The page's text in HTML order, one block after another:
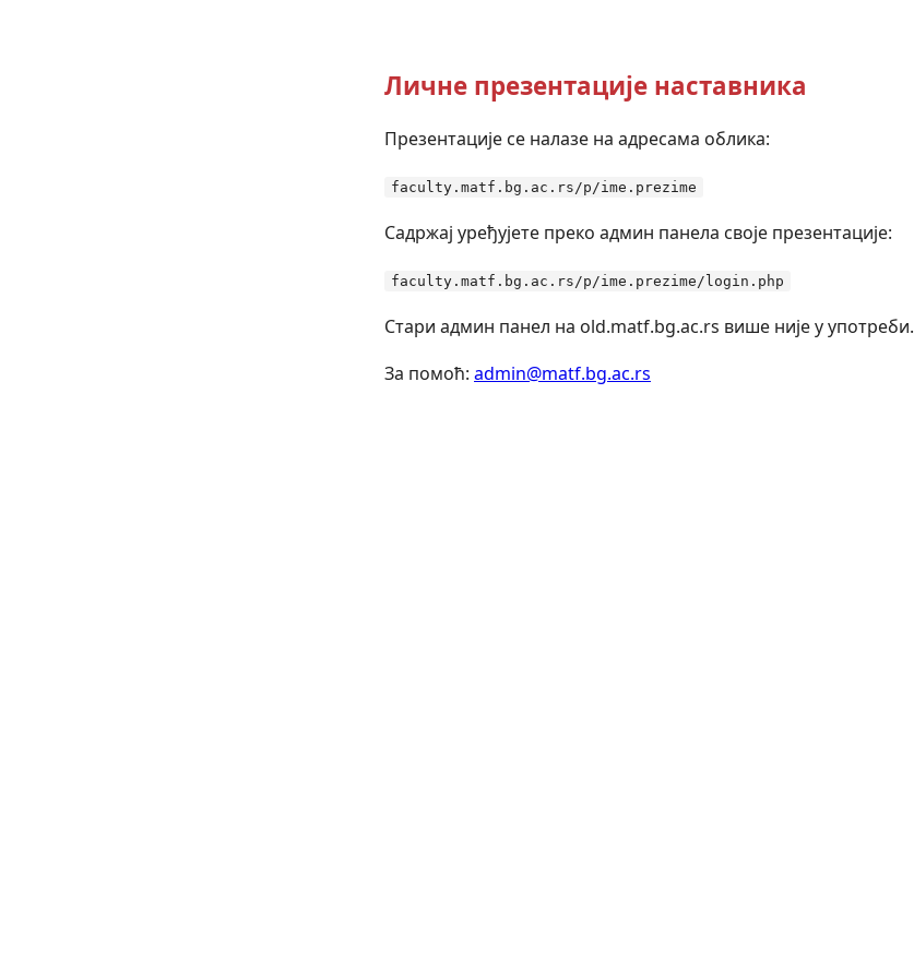
Личне презентације наставника
Презентације се налазе на адресама облика:
faculty.matf.bg.ac.rs/p/ime.prezime
Садржај уређујете преко админ панела своје презентације:
faculty.matf.bg.ac.rs/p/ime.prezime/login.php
Стари админ панел на old.matf.bg.ac.rs више није у употреби.
За помоћ: admin@matf.bg.ac.rs